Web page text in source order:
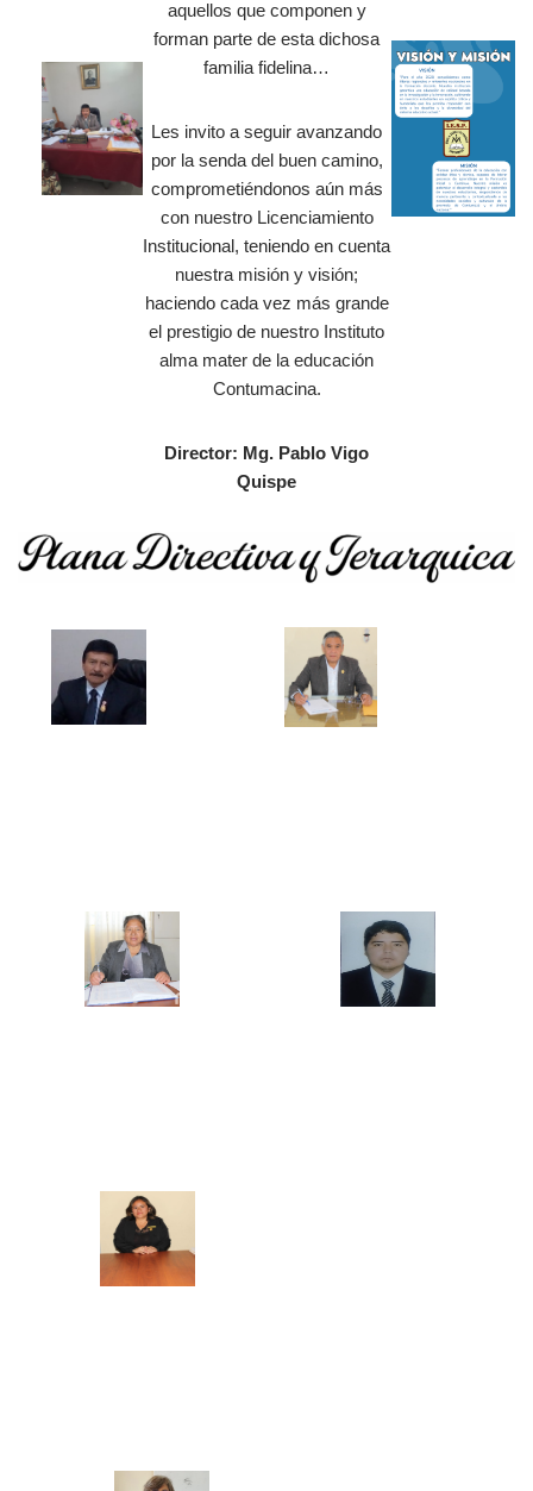
aquellos que componen y
forman parte de esta dichosa
familia fidelina…
Les invito a seguir avanzando
por la senda del buen camino,
comprometiéndonos aún más
con nuestro Licenciamiento
Institucional, teniendo en cuenta
nuestra misión y visión;
haciendo cada vez más grande
el prestigio de nuestro Instituto
alma mater de la educación
Contumacina.
Director: Mg. Pablo Vigo
Quispe